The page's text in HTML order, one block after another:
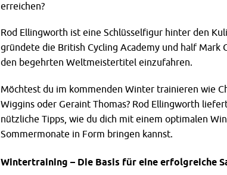
erreichen?
Rod Ellingworth ist eine Schlüsselfigur hinter den
gründete die British Cycling Academy und half Mark
den begehrten Weltmeistertitel einzufahren.
Möchtest du im kommenden Winter trainieren wie
Wiggins oder Geraint Thomas? Rod Ellingworth
nützliche Tipps, wie du dich mit einem optimalen
Sommermonate in Form bringen kannst.
Wintertraining – Die Basis für eine erfolgreiche